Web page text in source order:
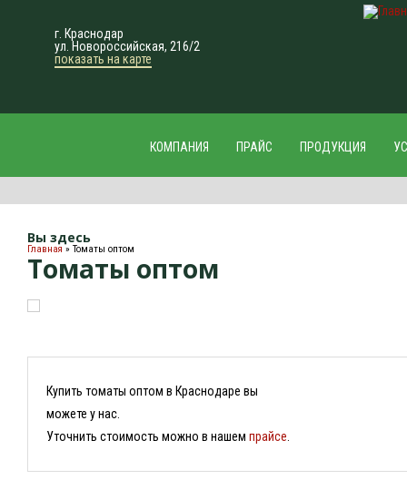
г. Краснодар
ул. Новороссийская, 216/2
показать на карте
КОМПАНИЯ ПРАЙС ПРОДУКЦИЯ
Вы здесь
Главная » Томаты оптом
Томаты оптом
Купить томаты оптом в Краснодаре вы
можете у нас.
Уточнить стоимость можно в нашем прайсе